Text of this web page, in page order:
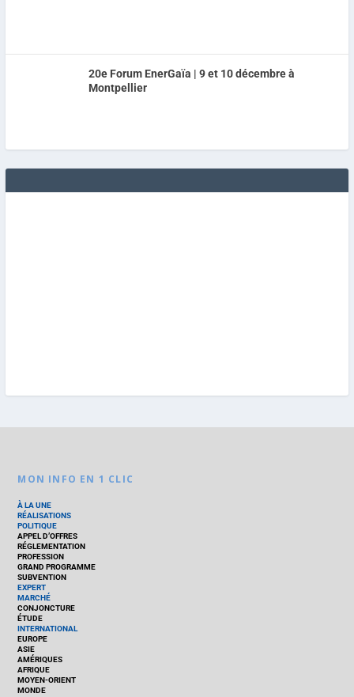
20e Forum EnerGaïa | 9 et 10 décembre à
Montpellier
MON INFO EN 1 CLIC
À LA UNE
RÉALISATIONS
POLITIQUE
APPEL D’OFFRES
RÉGLEMENTATION
PROFESSION
GRAND PROGRAMME
SUBVENTION
EXPERT
MARCHÉ
CONJONCTURE
ÉTUDE
INTERNATIONAL
EUROPE
ASIE
AMÉRIQUES
AFRIQUE
MOYEN-ORIENT
MONDE